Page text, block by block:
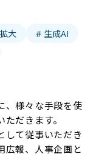
大
# 生成AI
、様々な手段を使
だきます。
して従事いただき
広報、人事企画と